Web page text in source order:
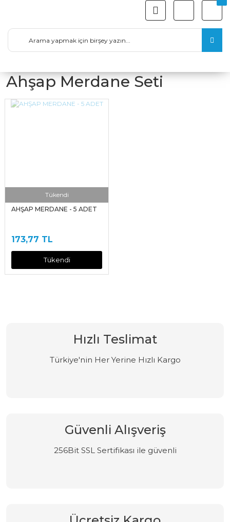
Ahşap Merdane Seti
Tükendi
AHŞAP MERDANE - 5 ADET
173,77 TL
Tükendi
Hızlı Teslimat
Türkiye'nin Her Yerine Hızlı Kargo
Güvenli Alışveriş
256Bit SSL Sertifikası ile güvenli